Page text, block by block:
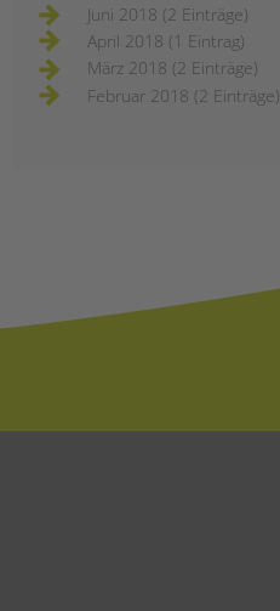
Juni 2018 (2 Einträge)
April 2018 (1 Eintrag)
März 2018 (2 Einträge)
Februar 2018 (2 Einträge)